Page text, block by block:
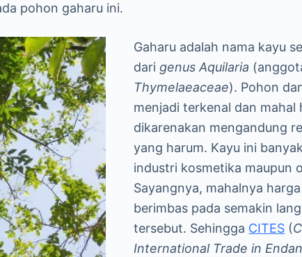
pohon gaharu ini.
Gaharu adalah nama kayu
dari genus Aquilaria
Thymelaeaceae). Pohon
menjadi terkenal dan mahal
dikarenakan mengandung
yang harum. Kayu ini
industri kosmetika maupun
Sayangnya, mahalnya
berimbas pada semakin
tersebut. Sehingga CITES (
International Trade in